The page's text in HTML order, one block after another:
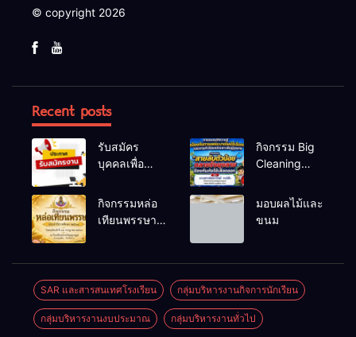
© copyright 2026
Recent posts
รับสมัคร
บุคคลเพื่อ
เลือกสรรเป็น
พนักงาน
กิจกรรม Big
Cleaning
ป้องกันโรคไข้
กิจกรรมหล่อ
เทียนพรรษา
มอบผลไม้และ
ขนม
SAR และสารสนเทศโรงเรียน กลุ่มบริหารงานกิจการนักเรียน
กลุ่มบริหารงานงบประมาณ กลุ่มบริหารงานทั่วไป